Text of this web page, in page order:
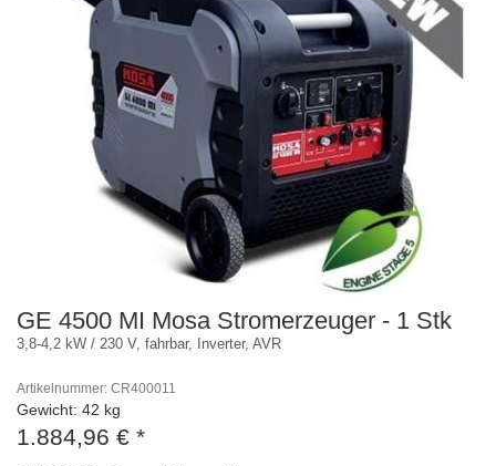
GE 4500 MI Mosa Stromerzeuger - 1 Stk
3,8-4,2 kW / 230 V, fahrbar, Inverter, AVR
Artikelnummer: CR400011
Gewicht: 42 kg
1.884,96 € *